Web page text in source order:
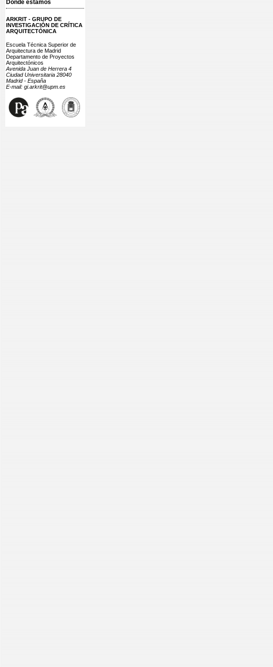
Dónde estamos
ARKRIT - GRUPO DE
INVESTIGACIÓN DE CRÍTICA
ARQUITECTÓNICA
Escuela Técnica Superior de
Arquitectura de Madrid
Departamento de Proyectos
Arquitectónicos
Avenida Juan de Herrera 4
Ciudad Universitaria 28040
Madrid - España
E-mail: gi.arkrit@upm.es